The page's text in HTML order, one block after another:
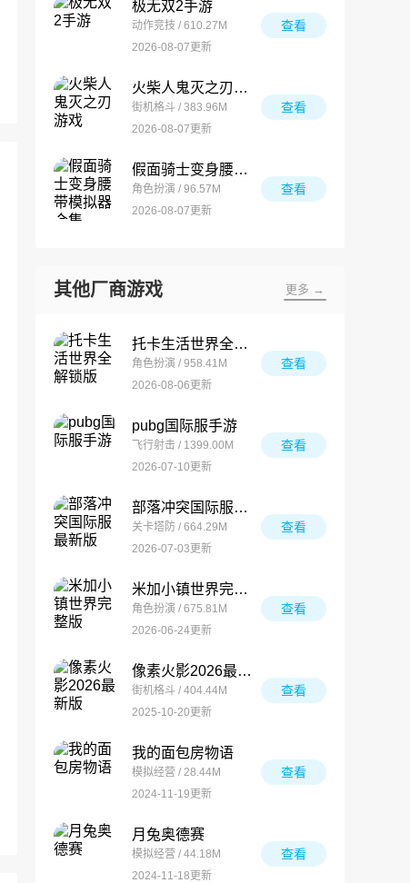
极无双2手游
动作竞技 / 610.27M
2026-08-07更新
查看
火柴人鬼灭之刃游戏
街机格斗 / 383.96M
2026-08-07更新
查看
假面骑士变身腰带模拟器合集
角色扮演 / 96.57M
2026-08-07更新
查看
其他厂商游戏 更多 →
托卡生活世界全解锁版
角色扮演 / 958.41M
2026-08-06更新
查看
pubg国际服手游
飞行射击 / 1399.00M
2026-07-10更新
查看
部落冲突国际服最新版
关卡塔防 / 664.29M
2026-07-03更新
查看
米加小镇世界完整版
角色扮演 / 675.81M
2026-06-24更新
查看
像素火影2026最新版
街机格斗 / 404.44M
2025-10-20更新
查看
我的面包房物语
模拟经营 / 28.44M
2024-11-19更新
查看
月兔奥德赛
模拟经营 / 44.18M
2024-11-18更新
查看